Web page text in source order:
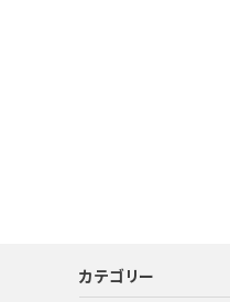
カテゴリー